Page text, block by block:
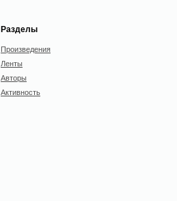
Разделы
Произведения
Ленты
Авторы
Активность